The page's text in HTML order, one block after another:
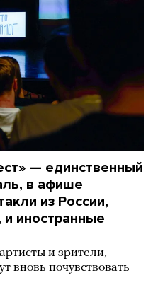
— единственный
в афише
из России,
и иностранные
и зрители,
вновь почувствовать